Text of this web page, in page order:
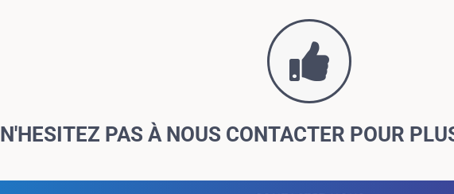
N'HESITEZ PAS À NOUS CONTACTER POUR